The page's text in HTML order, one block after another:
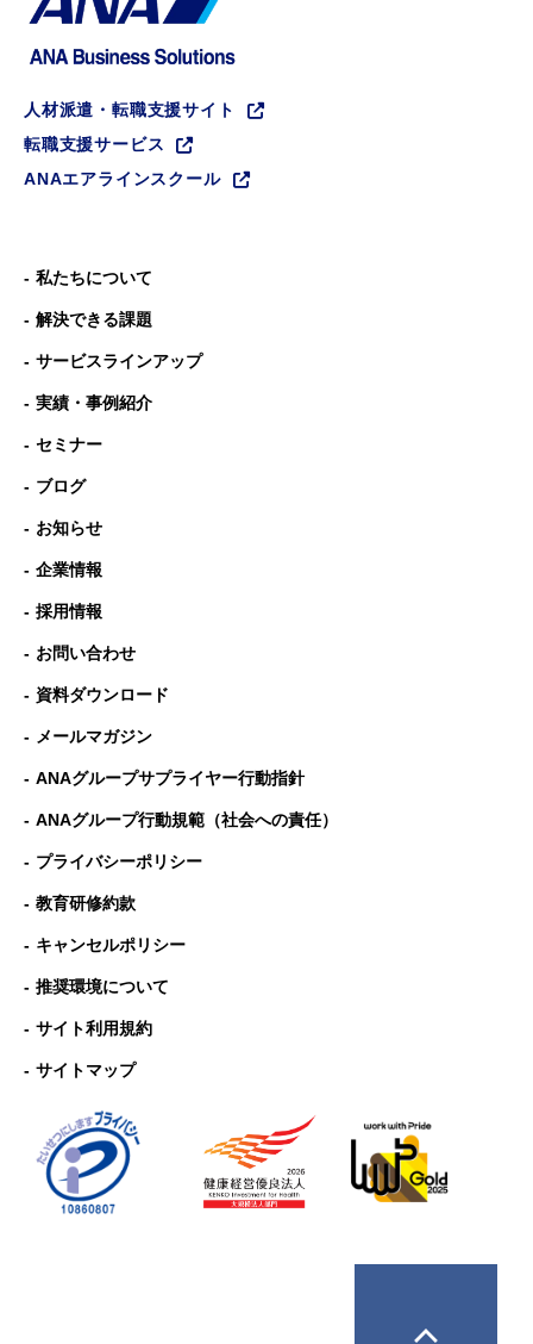
人材派遣・転職支援サイト
転職支援サービス
ANAエアラインスクール
私たちについて
解決できる課題
サービスラインアップ
実績・事例紹介
セミナー
ブログ
お知らせ
企業情報
採用情報
お問い合わせ
資料ダウンロード
メールマガジン
ANAグループサプライヤー行動指針
ANAグループ⾏動規範（社会への責任）
プライバシーポリシー
教育研修約款
キャンセルポリシー
推奨環境について
サイト利用規約
サイトマップ